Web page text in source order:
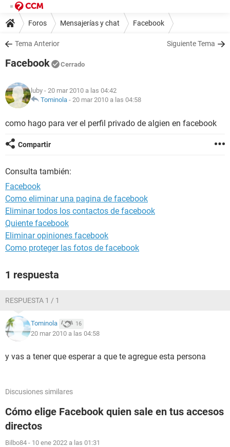
Foros Mensajerías y chat Facebook
Tema Anterior Siguiente Tema
Facebook Cerrado
luby - 20 mar 2010 a las 04:42
Tominola - 20 mar 2010 a las 04:58
como hago para ver el perfil privado de algien en facebook
Compartir
Consulta también:
Facebook
Como eliminar una pagina de facebook
Eliminar todos los contactos de facebook
Quiente facebook
Eliminar opiniones facebook
Como proteger las fotos de facebook
1 respuesta
RESPUESTA 1 / 1
Tominola 16
20 mar 2010 a las 04:58
y vas a tener que esperar a que te agregue esta persona
Discusiones similares
Cómo elige Facebook quien sale en tus accesos
directos
Bilbo84 - 10 ene 2022 a las 01:31